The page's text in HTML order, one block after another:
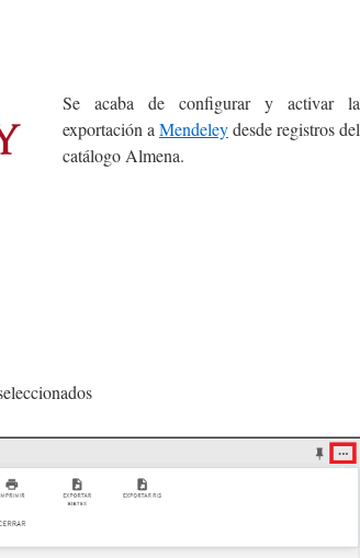
Se acaba de configurar y activar la
exportación a Mendeleydesde registros del
catálogo Almena.